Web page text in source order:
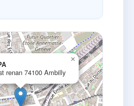
renan 74100 Ambilly
×